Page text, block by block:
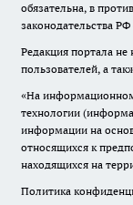
обязательна, в
законодательства
Редакция портала не
пользователей, а
«На
технологии
информации на
относящихся к
находящихся на
Политика